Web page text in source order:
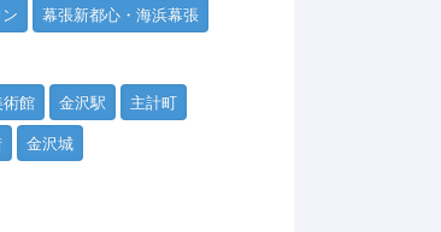
幕張新都心・海浜幕張
館 金沢駅
主計町
金沢城